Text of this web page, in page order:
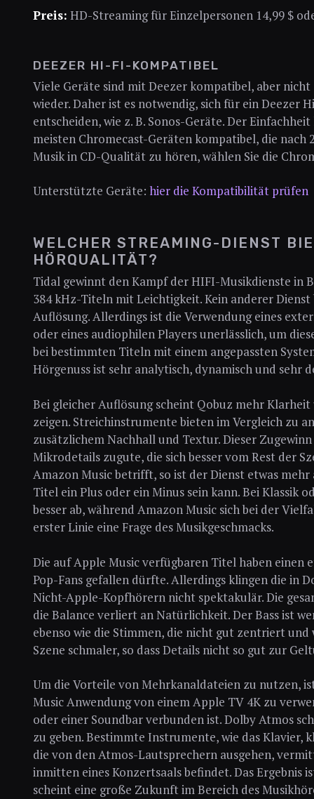
Preis: HD-Streaming für Einzelpersonen 14,99 $
DEEZER HI-FI-KOMPATIBEL
Viele Geräte sind mit Deezer kompatibel, aber
wieder. Daher ist es notwendig, sich für ein Deezer
entscheiden, wie z. B. Sonos-Geräte. Der
meisten Chromecast-Geräten kompatibel, die nach
Musik in CD-Qualität zu hören, wählen Sie die
Unterstützte Geräte: hier die Kompatibilität prüfen
WELCHER STREAMING-DIENST
HÖRQUALITÄT?
Tidal gewinnt den Kampf der HIFI-Musikdienste in
384 kHz-Titeln mit Leichtigkeit. Kein anderer
Auflösung. Allerdings ist die Verwendung eines
oder eines audiophilen Players unerlässlich, um
bei bestimmten Titeln mit einem angepassten
Hörgenuss ist sehr analytisch, dynamisch und sehr
Bei gleicher Auflösung scheint Qobuz mehr
zeigen. Streichinstrumente bieten im Vergleich zu
zusätzlichem Nachhall und Textur. Dieser
Mikrodetails zugute, die sich besser vom Rest der
Amazon Music betrifft, so ist der Dienst etwas mehr
Titel ein Plus oder ein Minus sein kann. Bei Klassik
besser ab, während Amazon Music sich bei der
erster Linie eine Frage des Musikgeschmacks.
Die auf Apple Music verfügbaren Titel haben einen
Pop-Fans gefallen dürfte. Allerdings klingen die in
Nicht-Apple-Kopfhörern nicht spektakulär. Die
die Balance verliert an Natürlichkeit. Der Bass ist
ebenso wie die Stimmen, die nicht gut zentriert
Szene schmaler, so dass Details nicht so gut zur
Um die Vorteile von Mehrkanaldateien zu nutzen,
Music Anwendung von einem Apple TV 4K zu
oder einer Soundbar verbunden ist. Dolby Atmos
zu geben. Bestimmte Instrumente, wie das Klavier,
die von den Atmos-Lautsprechern ausgehen,
inmitten eines Konzertsaals befindet. Das Ergebnis
scheint eine große Zukunft im Bereich des